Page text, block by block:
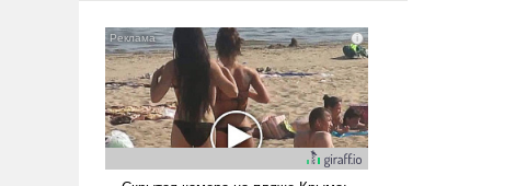
нужно отвечать.